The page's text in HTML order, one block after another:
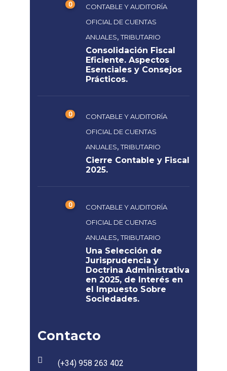
0
CONTABLE Y AUDITORÍA
OFICIAL DE CUENTAS
ANUALES,TRIBUTARIO
Consolidación Fiscal
Eficiente. Aspectos
Esenciales y Consejos
Prácticos.
0
CONTABLE Y AUDITORÍA
OFICIAL DE CUENTAS
ANUALES,TRIBUTARIO
Cierre Contable y Fiscal
2025.
0
CONTABLE Y AUDITORÍA
OFICIAL DE CUENTAS
ANUALES,TRIBUTARIO
Una Selección de
Jurisprudencia y
Doctrina Administrativa
en 2025, de Interés en
el Impuesto Sobre
Sociedades.
Contacto
(+34) 958 263 402